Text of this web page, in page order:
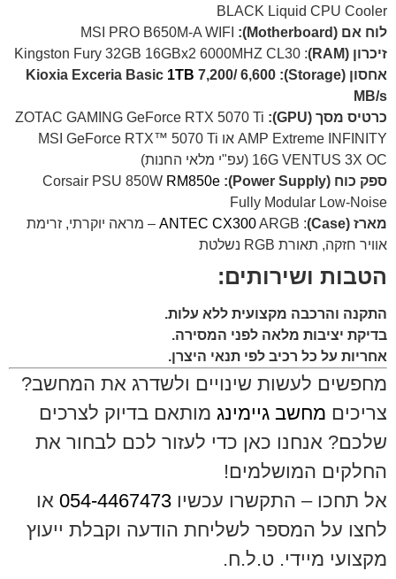
BLACK Liquid CPU Cooler
לוח אם (Motherboard):
זיכרון (RAM)
: Kingston Fury 32GB 16GBx2 6000MHZ CL30
אחסון (Storage): Kioxia Exceria Basic
1TB 7,200/ 6,600
MB/s
כרטיס מסך (GPU):
ZOTAC GAMING GeForce RTX 5070 Ti
AMP Extreme INFINITY או MSI GeForce RTX™ 5070 Ti
16G VENTUS 3X OC (עפ"י מלאי החנות)
ספק כוח (Power Supply):
RM850e
Fully Modular Low-Noise
מארז (Case)
:
ANTEC CX300 ARGB – מראה יוקרתי, זרימת
אוויר חזקה, תאורת RGB נשלטת
הטבות ושירותים:
התקנה והרכבה מקצועית ללא עלות.
בדיקת יציבות מלאה לפני המסירה.
אחריות על כל רכיב לפי תנאי היצרן.
מחפשים לעשות שינויים ולשדרג את המחשב?
צריכים מחשב גיימינג מותאם בדיוק לצרכים
שלכם? אנחנו כאן כדי לעזור לכם לבחור את
החלקים המושלמים!
אל תחכו – התקשרו עכשיו 054-4467473 או
לחצו על המספר לשליחת הודעה וקבלת ייעוץ
מקצועי מיידי. ט.ל.ח.